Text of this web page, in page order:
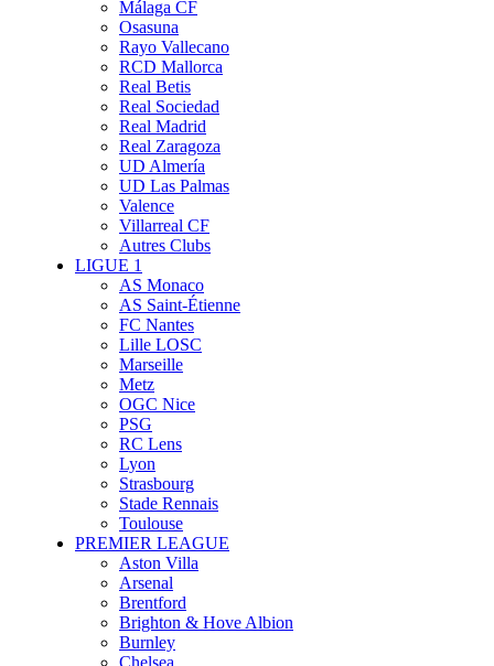
Málaga CF
Osasuna
Rayo Vallecano
RCD Mallorca
Real Betis
Real Sociedad
Real Madrid
Real Zaragoza
UD Almería
UD Las Palmas
Valence
Villarreal CF
Autres Clubs
LIGUE 1
AS Monaco
AS Saint-Étienne
FC Nantes
Lille LOSC
Marseille
Metz
OGC Nice
PSG
RC Lens
Lyon
Strasbourg
Stade Rennais
Toulouse
PREMIER LEAGUE
Aston Villa
Arsenal
Brentford
Brighton & Hove Albion
Burnley
Chelsea